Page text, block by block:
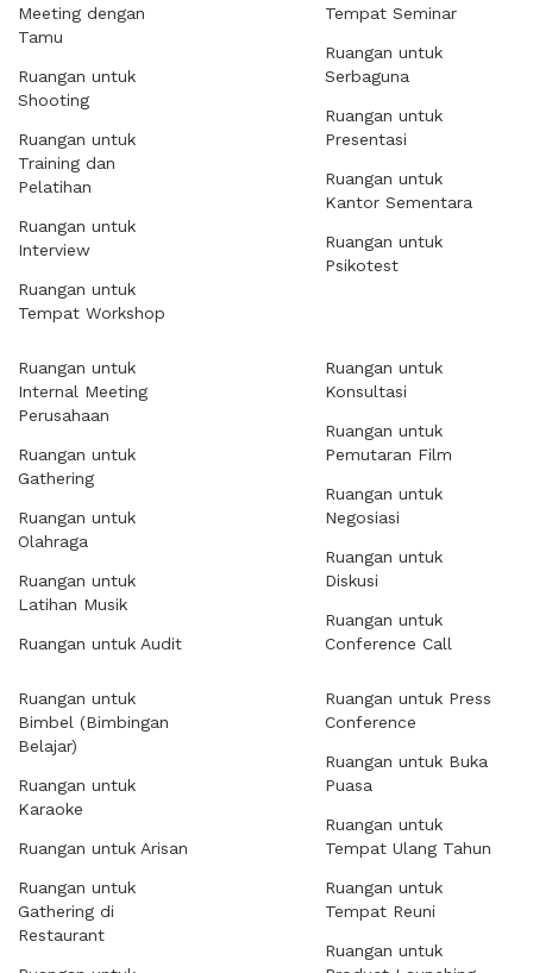
Meeting dengan
Tamu
Ruangan untuk
Shooting
Ruangan untuk
Training dan
Pelatihan
Ruangan untuk
Interview
Ruangan untuk
Tempat Workshop
Tempat Seminar
Ruangan untuk
Serbaguna
Ruangan untuk
Presentasi
Ruangan untuk
Kantor Sementara
Ruangan untuk
Psikotest
Ruangan untuk
Internal Meeting
Perusahaan
Ruangan untuk
Gathering
Ruangan untuk
Olahraga
Ruangan untuk
Latihan Musik
Ruangan untuk Audit
Ruangan untuk
Konsultasi
Ruangan untuk
Pemutaran Film
Ruangan untuk
Negosiasi
Ruangan untuk
Diskusi
Ruangan untuk
Conference Call
Ruangan untuk
Bimbel (Bimbingan
Belajar)
Ruangan untuk
Karaoke
Ruangan untuk Arisan
Ruangan untuk
Gathering di
Restaurant
Ruangan untuk Press
Conference
Ruangan untuk Buka
Puasa
Ruangan untuk
Tempat Ulang Tahun
Ruangan untuk
Tempat Reuni
Ruangan untuk